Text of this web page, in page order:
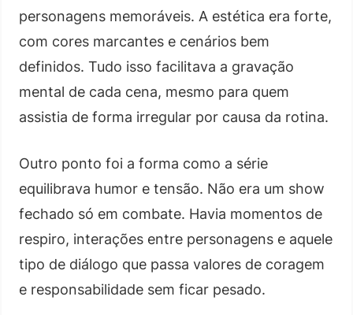
personagens memoráveis. A estética era forte,
com cores marcantes e cenários bem
definidos. Tudo isso facilitava a gravação
mental de cada cena, mesmo para quem
assistia de forma irregular por causa da rotina.
Outro ponto foi a forma como a série
equilibrava humor e tensão. Não era um show
fechado só em combate. Havia momentos de
respiro, interações entre personagens e aquele
tipo de diálogo que passa valores de coragem
e responsabilidade sem ficar pesado.